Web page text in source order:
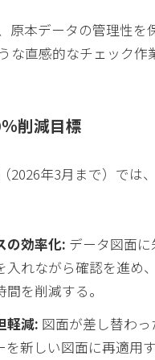
原本データの管理性を
な直感的なチェック作
削減目標
2026年3月まで）では
の効率化: データ図面に
入れながら確認を進め
を削減する。
軽減: 図面が差し替わっ
を新しい図面に再適用